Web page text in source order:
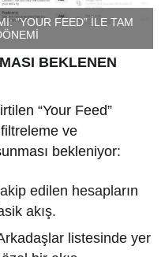
“YOUR FEED” İLE TAM
BEKLENEN
“Your Feed”
ve
bekleniyor:
edilen hesapların
akış.
listesinde yer